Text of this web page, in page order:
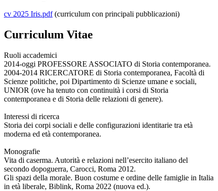
cv 2025 Iris.pdf(curriculum con principali pubblicazioni)
Curriculum Vitae
Ruoli accademici
2014-oggi PROFESSORE ASSOCIATO di Storia contemporanea.
2004-2014 RICERCATORE di Storia contemporanea, Facoltà di
Scienze politiche, poi Dipartimento di Scienze umane e sociali,
UNIOR (ove ha tenuto con continuità i corsi di Storia
contemporanea e di Storia delle relazioni di genere).
Interessi di ricerca
Storia dei corpi sociali e delle configurazioni identitarie tra età
moderna ed età contemporanea.
Monografie
Vita di caserma. Autorità e relazioni nell’esercito italiano del
secondo dopoguerra, Carocci, Roma 2012.
Gli spazi della morale. Buon costume e ordine delle famiglie in Italia
in età liberale, Biblink, Roma 2022 (nuova ed.).